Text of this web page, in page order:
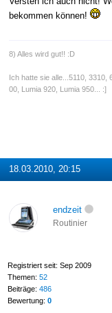
bekommen können!
8) Alles wird gut!! :D
Ich hatte sie alle...5110,
00, Lumia 920, Lumia 950... :]
18.03.2010, 20:15
endzeit
Routinier
Registriert seit: Sep 2009
Themen: 52
Beiträge: 486
Bewertung: 0